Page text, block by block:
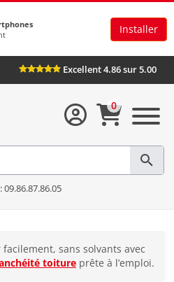
Installer
Excellent 4.86 sur
0
facilement, sans solvants avec
toiture prête à l’emploi.